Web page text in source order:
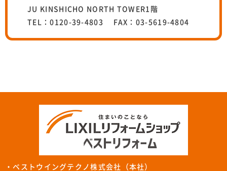
JU KINSHICHO NORTH TOWER1階
TEL：0120-39-4803 FAX：03-5619-4804
・ベストウイングテクノ株式会社（本社）